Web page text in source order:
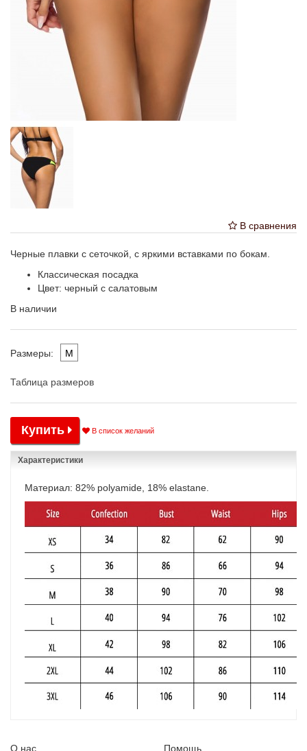
В сравнения
Черные плавки с сеточкой, с яркими вставками по бокам.
Классическая посадка
Цвет: черный с салатовым
В наличии
Размеры: M
Таблица размеров
Купить В список желаний
Характеристики
Материал: 82% polyamide, 18% elastane.
О нас Помощь